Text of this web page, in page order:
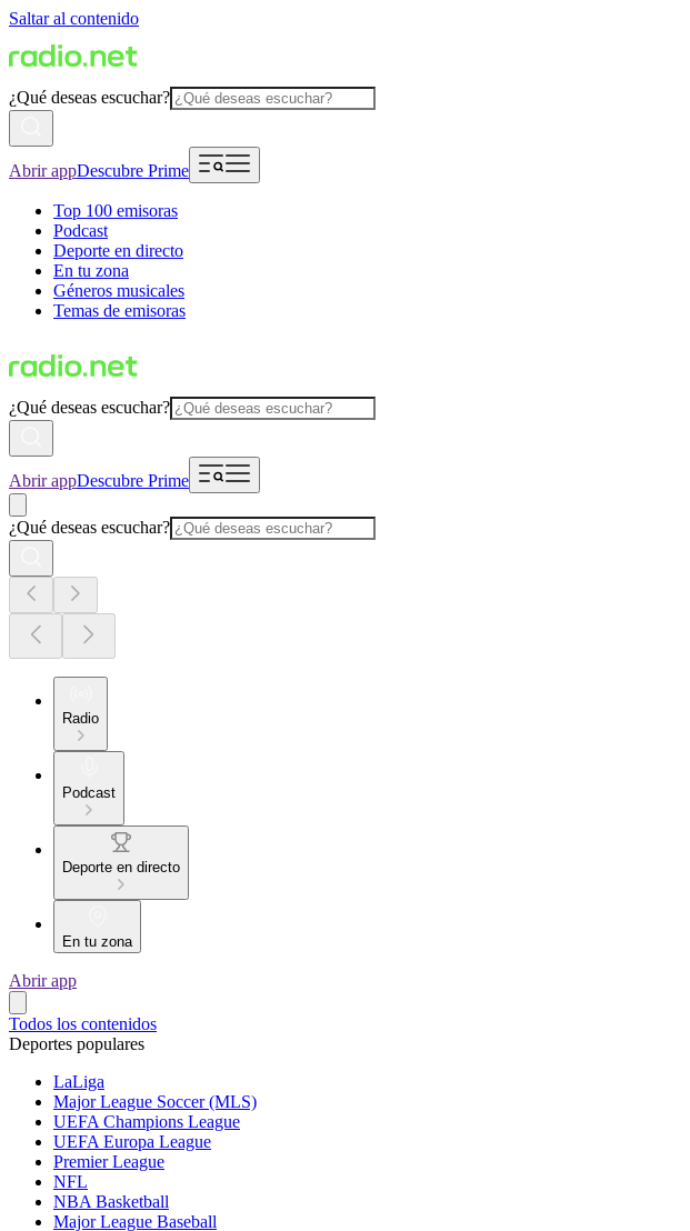
Saltar al contenido
¿Qué deseas escuchar?
Abrir appDescubre Prime
Top 100 emisoras
Podcast
Deporte en directo
En tu zona
Géneros musicales
Temas de emisoras
¿Qué deseas escuchar?
Abrir appDescubre Prime
¿Qué deseas escuchar?
Radio
Podcast
Deporte en directo
En tu zona
Abrir app
Todos los contenidos
Deportes populares
LaLiga
Major League Soccer (MLS)
UEFA Champions League
UEFA Europa League
Premier League
NFL
NBA Basketball
Major League Baseball